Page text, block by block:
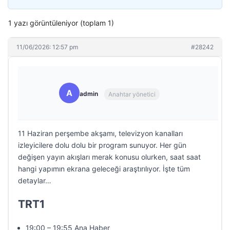
1 yazı görüntüleniyor (toplam 1)
11/06/2026: 12:57 pm #28242
A admin Anahtar yönetici
11 Haziran perşembe akşamı, televizyon kanalları
izleyicilere dolu dolu bir program sunuyor. Her gün
değişen yayın akışları merak konusu olurken, saat saat
hangi yapımın ekrana geleceği araştırılıyor. İşte tüm
detaylar…
TRT1
19:00 – 19:55 Ana Haber